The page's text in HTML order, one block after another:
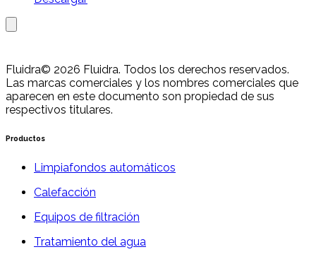
Fluidra© 2026 Fluidra. Todos los derechos reservados.
Las marcas comerciales y los nombres comerciales que
aparecen en este documento son propiedad de sus
respectivos titulares.
Productos
Limpiafondos automáticos
Calefacción
Equipos de filtración
Tratamiento del agua